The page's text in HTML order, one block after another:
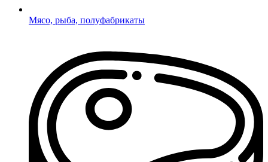
Мясо, рыба, полуфабрикаты